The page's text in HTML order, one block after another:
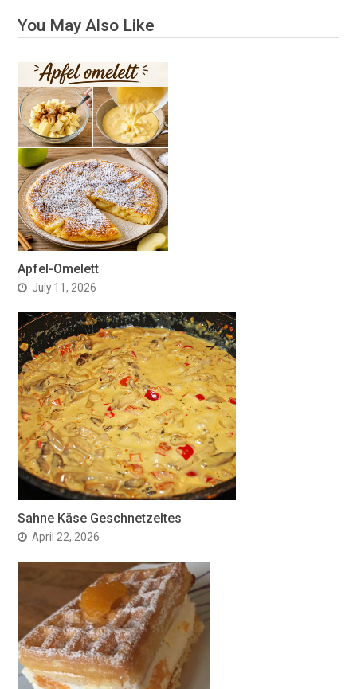
You May Also Like
Apfel-Omelett
July 11, 2026
Sahne Käse Geschnetzeltes
April 22, 2026